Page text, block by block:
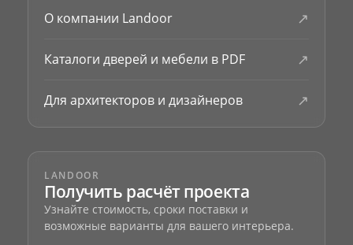
О компании Landoor ↗
Каталоги дверей и мебели в PDF ↗
Для архитекторов и дизайнеров ↗
LANDOOR
Получить расчёт проекта
Узнайте стоимость, сроки поставки и
возможные варианты для вашего интерьера.